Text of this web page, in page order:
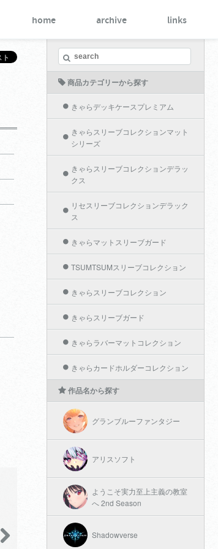
home archive links
商品カテゴリーから探す
きゃらデッキケースプレミアム
きゃらスリーブコレクションマット
シリーズ
きゃらスリーブコレクションデラッ
クス
リセスリーブコレクションデラック
ス
きゃらマットスリーブガード
TSUMTSUMスリーブコレクション
きゃらスリーブコレクション
きゃらスリーブガード
きゃらラバーマットコレクション
きゃらカードホルダーコレクション
作品名から探す
グランブルーファンタジー
アリスソフト
ようこそ実力至上主義の教室
へ 2nd Season
Shadowverse